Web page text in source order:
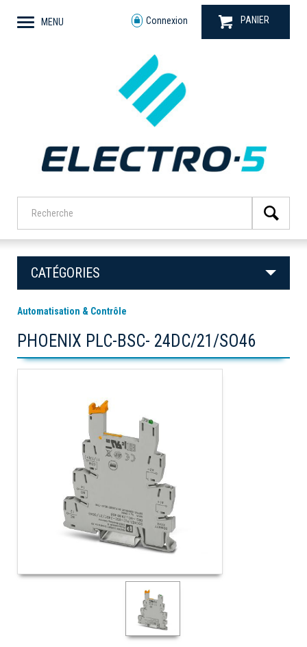
MENU Connexion PANIER
CATÉGORIES
Automatisation & Contrôle
PHOENIX PLC-BSC- 24DC/21/SO46